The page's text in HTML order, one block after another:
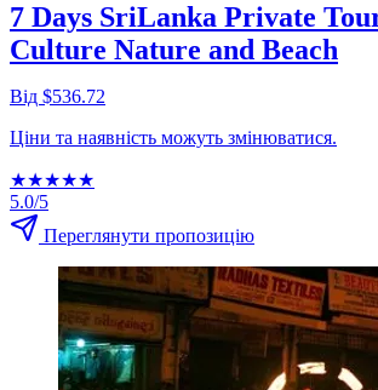
7 Days SriLanka Private
Culture Nature and Beach
Від $536.72
Ціни та наявність можуть змінюватися.
★★★★★
5.0/5
Переглянути пропозицію